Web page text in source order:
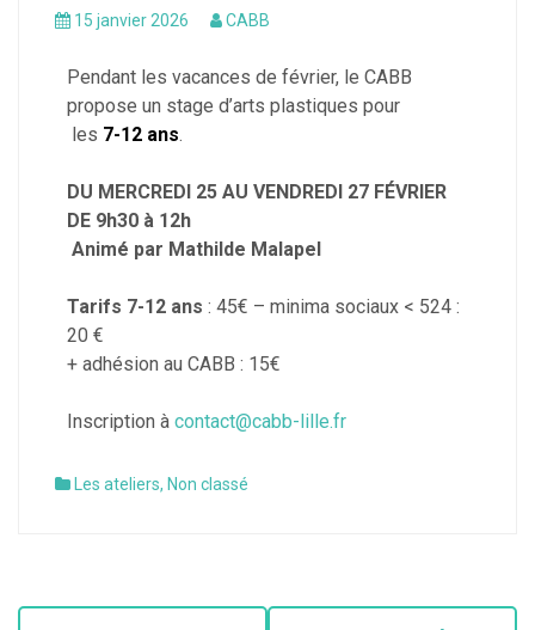
15 janvier 2026 CABB
Pendant les vacances de février, le CABB
propose un stage d’arts plastiques pour
les 7-12 ans.
DU MERCREDI 25 AU VENDREDI 27 FÉVRIER
DE 9h30 à 12h
Animé par Mathilde Malapel
Tarifs 7-12 ans : 45€ – minima sociaux < 524 :
20 €
+ adhésion au CABB : 15€
Inscription à contact@cabb-lille.fr
Les ateliers, Non classé